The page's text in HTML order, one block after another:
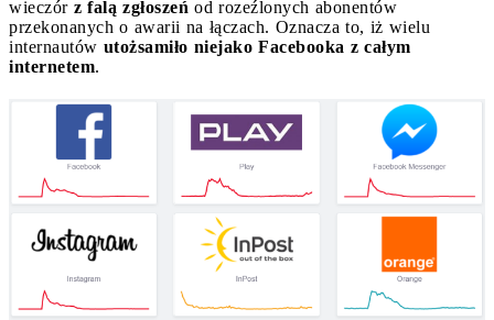
wieczórz falą zgłoszeń od rozeźlonych abonentów
przekonanych o awarii na łączach. Oznacza to, iż wielu
internautów utożsamiło niejako Facebooka z całym
internetem.